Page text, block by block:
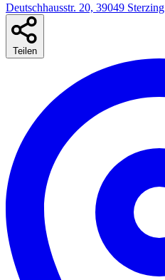
Deutschhausstr. 20, 39049 Sterzing
Teilen